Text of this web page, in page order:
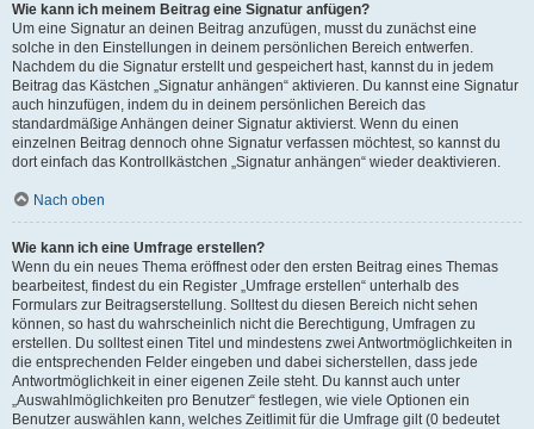
Wie kann ich meinem Beitrag eine Signatur anfügen?
Um eine Signatur an deinen Beitrag anzufügen, musst du zunächst eine
solche in den Einstellungen in deinem persönlichen Bereich entwerfen.
Nachdem du die Signatur erstellt und gespeichert hast, kannst du in jedem
Beitrag das Kästchen „Signatur anhängen“ aktivieren. Du kannst eine Signatur
auch hinzufügen, indem du in deinem persönlichen Bereich das
standardmäßige Anhängen deiner Signatur aktivierst. Wenn du einen
einzelnen Beitrag dennoch ohne Signatur verfassen möchtest, so kannst du
dort einfach das Kontrollkästchen „Signatur anhängen“ wieder deaktivieren.
Nach oben
Wie kann ich eine Umfrage erstellen?
Wenn du ein neues Thema eröffnest oder den ersten Beitrag eines Themas
bearbeitest, findest du ein Register „Umfrage erstellen“ unterhalb des
Formulars zur Beitragserstellung. Solltest du diesen Bereich nicht sehen
können, so hast du wahrscheinlich nicht die Berechtigung, Umfragen zu
erstellen. Du solltest einen Titel und mindestens zwei Antwortmöglichkeiten in
die entsprechenden Felder eingeben und dabei sicherstellen, dass jede
Antwortmöglichkeit in einer eigenen Zeile steht. Du kannst auch unter
„Auswahlmöglichkeiten pro Benutzer“ festlegen, wie viele Optionen ein
Benutzer auswählen kann, welches Zeitlimit für die Umfrage gilt (0 bedeutet